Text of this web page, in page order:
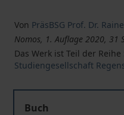
Von PräsBSG Prof. Dr.
Nomos, 1. Auflage 2020, 31
Das Werk ist Teil der Reihe
Studiengesellschaft
Buch